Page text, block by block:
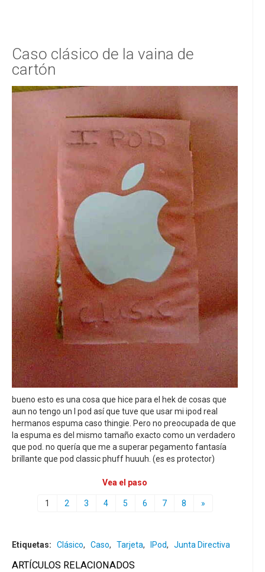
Caso clásico de la vaina de
cartón
bueno esto es una cosa que hice para el hek de cosas que
aun no tengo un I pod así que tuve que usar mi ipod real
hermanos espuma caso thingie. Pero no preocupada de que
la espuma es del mismo tamaño exacto como un verdadero
que pod. no quería que me a superar pegamento fantasía
brillante que pod classic phuff huuuh. (es es protector)
Vea el paso
1 2 3 4 5 6 7 8 »
Etiquetas: Clásico, Caso, Tarjeta, IPod, Junta Directiva
ARTÍCULOS RELACIONADOS